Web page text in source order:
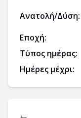
Ανατολή/Δύση:
Εποχή:
Τύπος ημέρας:
Ημέρες μέχρι: